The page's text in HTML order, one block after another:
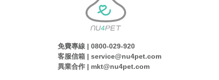
免費專線 | 0800-029-920
客服信箱 | service@nu4pet.com
異業合作 | mkt@nu4pet.com